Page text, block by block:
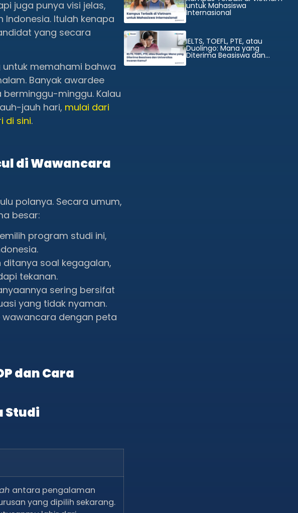
juga punya visi jelas,
Itulah kenapa
yang secara
memahami bahwa
Banyak awardee
minggu. Kalau
jauh hari, mulai dari
di sini.
di Wawancara
polanya. Secara umum,
besar:
program studi ini,
ditanya soal kegagalan,
tekanan.
sering bersifat
yang tidak nyaman.
dengan peta
dan Cara
Studi
antara pengalaman
yang dipilih sekarang.
untuk Mahasiswa
Internasional
IELTS, TOEFL, PTE, atau
Duolingo: Mana yang
Diterima Beasiswa dan